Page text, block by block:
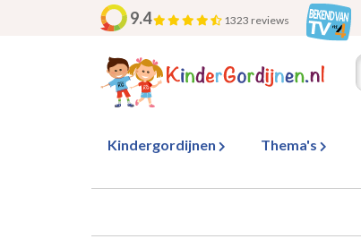
9.4 1323 reviews
Kindergordijnen Thema's